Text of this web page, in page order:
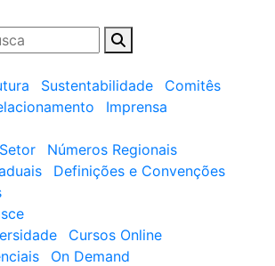
Sustentabilidade
Comitês
Imprensa
Números Regionais
Definições e Convenções
Cursos Online
On Demand